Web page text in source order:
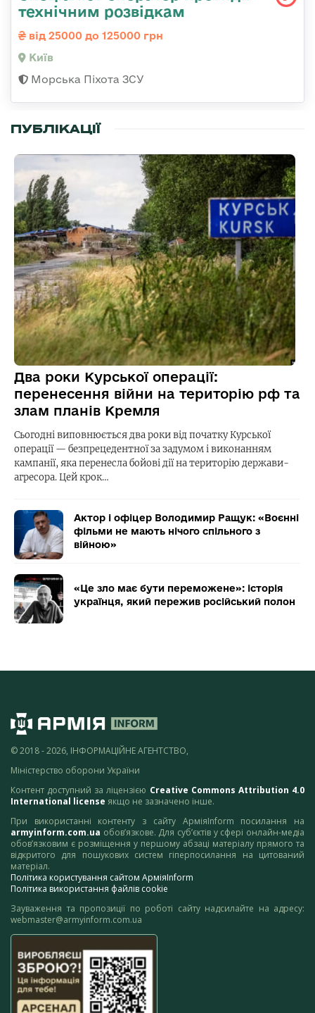
технічним розвідкам
від 25000 до 125000 грн
Київ
Морська Піхота ЗСУ
ПУБЛІКАЦІЇ
Два роки Курської операції:
перенесення війни на територію рф та
злам планів Кремля
Сьогодні виповнюється два роки від початку Курської
операції — безпрецедентної за задумом і виконанням
кампанії, яка перенесла бойові дії на територію держави-
агресора. Цей крок…
Актор і офіцер Володимир Ращук: «Воєнні
фільми не мають нічого спільного з
війною»
«Це зло має бути переможене»: історія
українця, який пережив російський полон
© 2018 - 2026, ІНФОРМАЦІЙНЕ АГЕНТСТВО,
Міністерство оборони України
Контент доступний за ліцензією Creative Commons Attribution 4.0
International license якщо не зазначено інше.
При використанні контенту з сайту АрміяInform посилання на
armyinform.com.ua обов’язкове. Для суб’єктів у сфері онлайн-медіа
обов’язковим є розміщення у першому абзаці матеріалу прямого та
відкритого для пошукових систем гіперпосилання на цитований
матеріал.
Політика користування сайтом АрміяInform
Політика використання файлів cookie
Зауваження та пропозиції по роботі сайту надсилайте на адресу:
webmaster@armyinform.com.ua